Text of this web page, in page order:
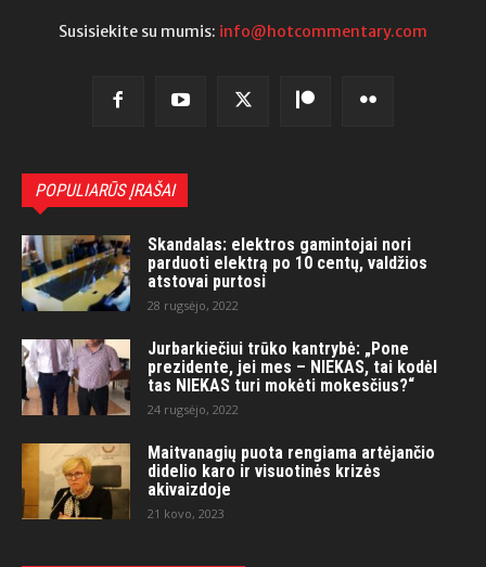
Susisiekite su mumis: info@hotcommentary.com
POPULIARŪS ĮRAŠAI
Skandalas: elektros gamintojai nori
parduoti elektrą po 10 centų, valdžios
atstovai purtosi
28 rugsėjo, 2022
Jurbarkiečiui trūko kantrybė: „Pone
prezidente, jei mes – NIEKAS, tai kodėl
tas NIEKAS turi mokėti mokesčius?“
24 rugsėjo, 2022
Maitvanagių puota rengiama artėjančio
didelio karo ir visuotinės krizės
akivaizdoje
21 kovo, 2023